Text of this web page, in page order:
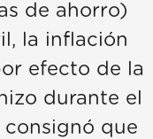
de ahorro)
la inflación
efecto de la
durante el
consignó que